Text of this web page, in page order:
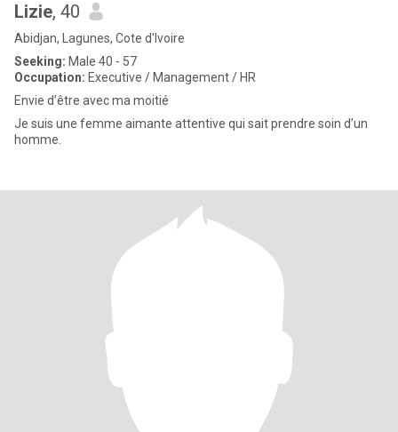
Lizie, 40
Abidjan, Lagunes, Cote d'Ivoire
Seeking: Male 40 - 57
Occupation: Executive / Management / HR
Envie d’être avec ma moitié
Je suis une femme aimante attentive qui sait prendre soin d’un
homme.